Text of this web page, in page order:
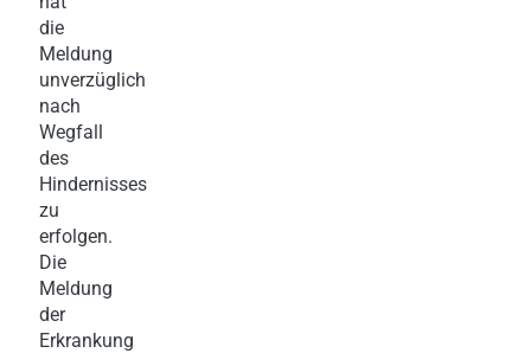
die
Meldung
unverzüglich
nach
Wegfall
des
Hindernisses
zu
erfolgen.
Die
Meldung
der
Erkrankung